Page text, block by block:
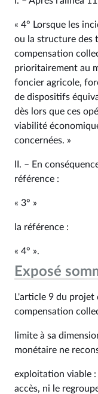
« 4° Lorsque les
ou la structure des
compensation
prioritairement au
foncier agricole,
de dispositifs
dès lors que ces
viabilité
concernées. »
II. – En
référence :
« 3° »
la référence :
« 4° ».
Exposé
L'article 9 du
compensation
limite à sa
monétaire ne
exploitation viable
accès, ni le